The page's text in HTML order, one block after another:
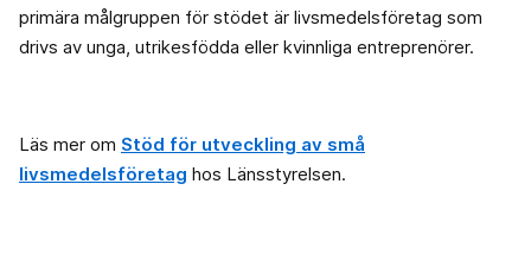
primära målgruppen för stödet är livsmedelsföretag som
drivs av unga, utrikesfödda eller kvinnliga entreprenörer.
Läs mer om Stöd för utveckling av små
livsmedelsföretag hos Länsstyrelsen.